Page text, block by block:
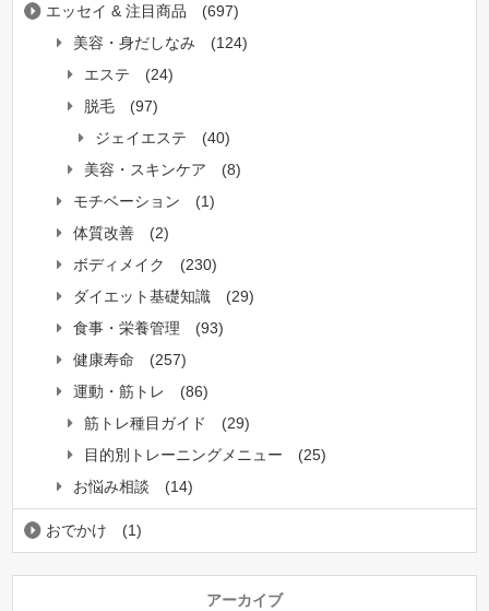
エッセイ & 注目商品
(697)
美容・身だしなみ
(124)
エステ
(24)
脱毛
(97)
ジェイエステ
(40)
美容・スキンケア
(8)
モチベーション
(1)
体質改善
(2)
ボディメイク
(230)
ダイエット基礎知識
(29)
食事・栄養管理
(93)
健康寿命
(257)
運動・筋トレ
(86)
筋トレ種目ガイド
(29)
目的別トレーニングメニュー
(25)
お悩み相談
(14)
おでかけ (1)
アーカイブ